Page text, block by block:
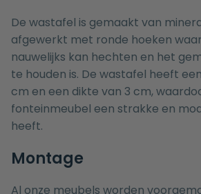
De wastafel is gemaakt van
afgewerkt met ronde hoeken
nauwelijks kan hechten en het
te houden is. De wastafel heeft
cm en een dikte van 3 cm,
fonteinmeubel een strakke en
heeft.
Montage
Al onze meubels worden